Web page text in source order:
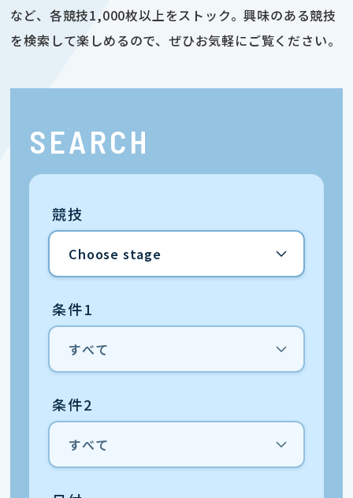
など、各競技1,000枚以上をストック。興味のある競技
を検索して楽しめるので、ぜひお気軽にご覧ください。
SEARCH
競技
条件1
条件2